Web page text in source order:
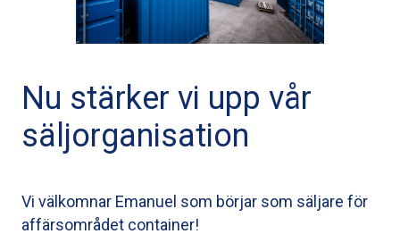
Nu stärker vi upp vår
säljorganisation
Vi välkomnar Emanuel som börjar som säljare för
affärsområdet container!